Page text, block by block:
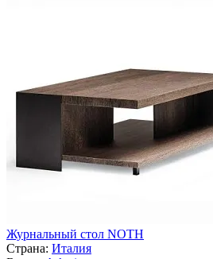
Журнальный стол NOTH
Страна: Италия